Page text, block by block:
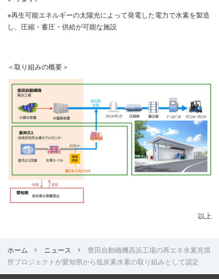
※再生可能エネルギーの太陽光によって発電した電力で水素を製造
し、圧縮・蓄圧・供給が可能な施設
＜取り組みの概要＞
以上
ホーム ニュース
豊田自動織機高浜工場の再エネ水素充填
所プロジェクトが愛知県から低炭素水素の取り組みとして認定